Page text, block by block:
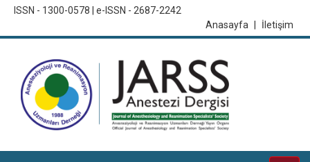
ISSN - 1300-0578 | e-ISSN - 2687-2242
İletişim
Anasayfa